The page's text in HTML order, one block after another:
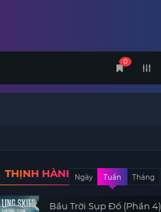
0
THỊNH HÀNHNgày Tuần Tháng
Bầu Trời Sụp Đổ (Phần 4)